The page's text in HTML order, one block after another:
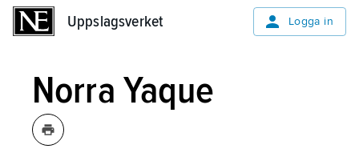
Uppslagsverket Logga in
Norra Yaque